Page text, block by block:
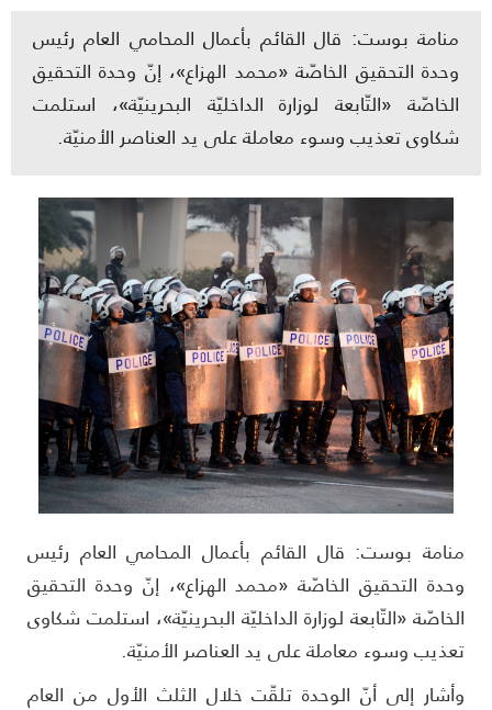
منامة بوست: قال القائم بأعمال المحامي العام رئيس
وحدة التحقيق الخاصّة «محمد الهزاع»، إنّ وحدة التحقيق
الخاصّة «التّابعة لوزارة الداخليّة البحرينيّة»، استلمت
شكاوى تعذيب وسوء معاملة على يد العناصر الأمنيّة.
بوست: قال القائم بأعمال المحامي العام رئيس
التحقيق الخاصّة «محمد الهزاع»، إنّ وحدة التحقيق
«التّابعة لوزارة الداخليّة البحرينيّة»، استلمت شكاوى
وسوء معاملة على يد العناصر الأمنيّة.
إلى أنّ الوحدة تلقّت خلال الثلث الأول من العام